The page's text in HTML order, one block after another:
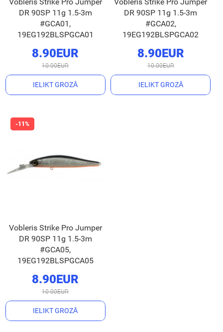
DR 90SP 11g 1.5-3m
#GCA01,
19EG192BLSPGCA01
8.90EUR
10.00EUR
IELIKT GROZĀ
DR 90SP 11g 1.5-3m
#GCA02,
19EG192BLSPGCA02
8.90EUR
10.00EUR
IELIKT GROZĀ
Vobleris Strike Pro Jumper
DR 90SP 11g 1.5-3m
#GCA05,
19EG192BLSPGCA05
8.90EUR
10.00EUR
IELIKT GROZĀ